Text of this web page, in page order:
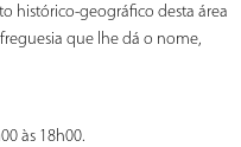
histórico-geográfico desta área
que lhe dá o nome,
às 18h00.